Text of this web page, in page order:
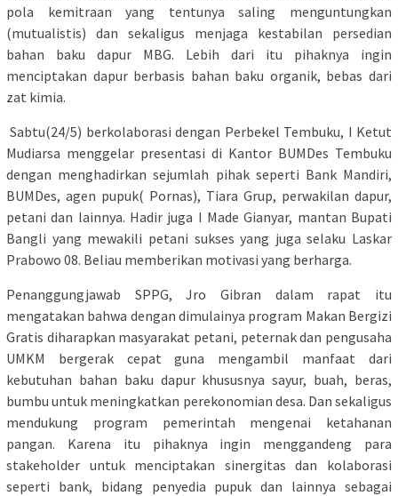
pola kemitraan yang tentunya saling menguntungkan
(mutualistis) dan sekaligus menjaga kestabilan persedian
bahan baku dapur MBG. Lebih dari itu pihaknya ingin
menciptakan dapur berbasis bahan baku organik, bebas dari
zat kimia.
Sabtu(24/5) berkolaborasi dengan Perbekel Tembuku, I Ketut
Mudiarsa menggelar presentasi di Kantor BUMDes Tembuku
dengan menghadirkan sejumlah pihak seperti Bank Mandiri,
BUMDes, agen pupuk( Pornas), Tiara Grup, perwakilan dapur,
petani dan lainnya. Hadir juga I Made Gianyar, mantan Bupati
Bangli yang mewakili petani sukses yang juga selaku Laskar
Prabowo 08. Beliau memberikan motivasi yang berharga.
Penanggungjawab SPPG, Jro Gibran dalam rapat itu
mengatakan bahwa dengan dimulainya program Makan Bergizi
Gratis diharapkan masyarakat petani, peternak dan pengusaha
UMKM bergerak cepat guna mengambil manfaat dari
kebutuhan bahan baku dapur khususnya sayur, buah, beras,
bumbu untuk meningkatkan perekonomian desa. Dan sekaligus
mendukung program pemerintah mengenai ketahanan
pangan. Karena itu pihaknya ingin menggandeng para
stakeholder untuk menciptakan sinergitas dan kolaborasi
seperti bank, bidang penyedia pupuk dan lainnya sebagai